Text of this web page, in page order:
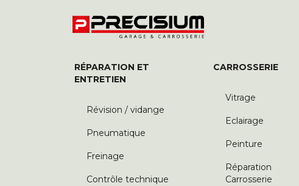
RÉPARATION ET
ENTRETIEN
Révision / vidange
Pneumatique
Freinage
Contrôle technique
CARROSSERIE
Vitrage
Eclairage
Peinture
Réparation
Carrosserie